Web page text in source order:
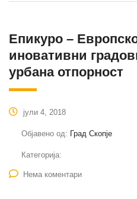
Епикуро –
иновативни
урбана отпорност
јули 4, 2018
Објавено од: Град Скопје
Категорија:
Нема коментари